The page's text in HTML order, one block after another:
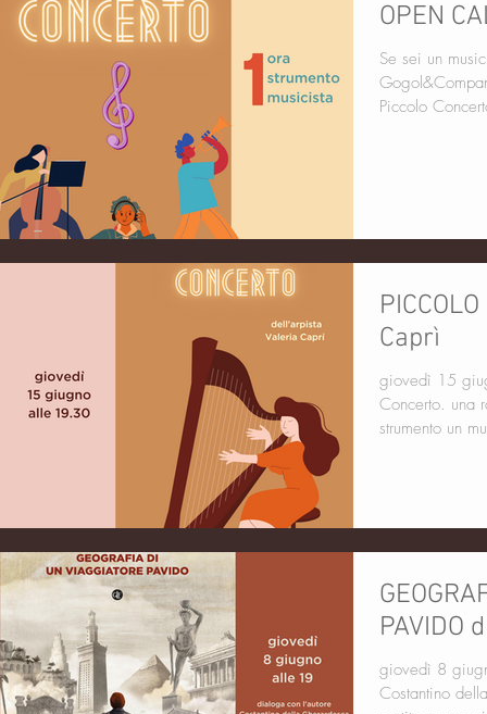
OPEN
Se sei un
Piccolo
Caprì
giovedì 15
Concerto. una
strumento un
PAVIDO
giovedì 8
Costantino